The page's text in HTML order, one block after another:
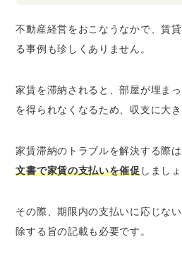
不動産経営をおこなうなかで、賃
る事例も珍しくありません。
家賃を滞納されると、部屋が埋ま
を得られなくなるため、収支に大
家賃滞納のトラブルを解決する際
文書で家賃の支払いを催促しましょ
その際、期限内の支払いに応じな
除する旨の記載も必要です。